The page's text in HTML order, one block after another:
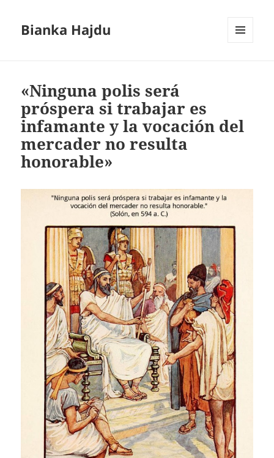
Bianka Hajdu
«Ninguna polis será
próspera si trabajar es
infamante y la vocación del
mercader no resulta
honorable»